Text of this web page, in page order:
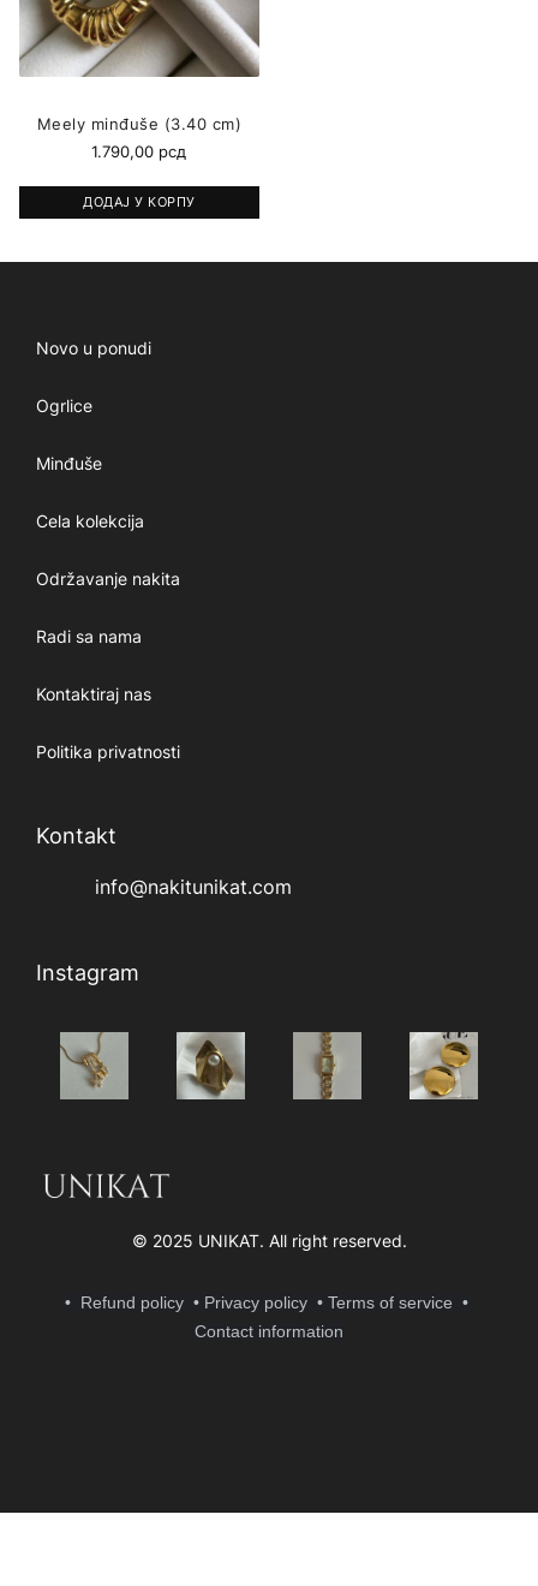
Meely minđuše (3.40 cm)
1.790,00 рсд
ДОДАЈ У КОРПУ
Novo u ponudi
Ogrlice
Minđuše
Cela kolekcija
Održavanje nakita
Radi sa nama
Kontaktiraj nas
Politika privatnosti
Kontakt
info@nakitunikat.com
Instagram
© 2025 UNIKAT. All right reserved.
• Refund policy • Privacy policy • Terms of service •
Contact information